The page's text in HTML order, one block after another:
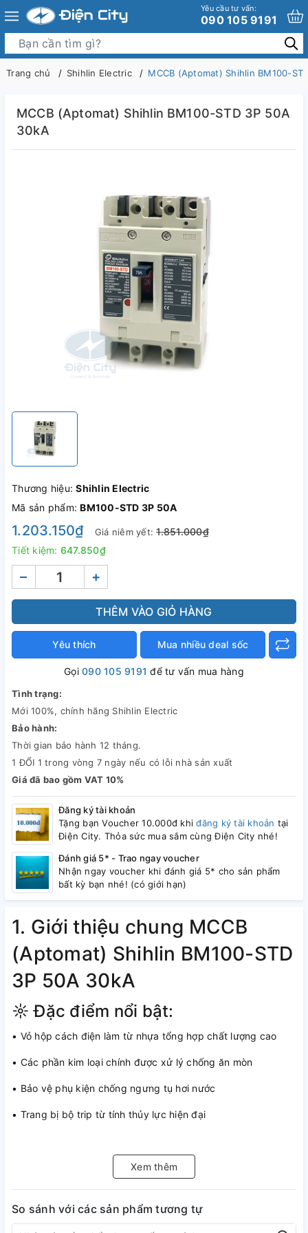
Yêu cầu tư vấn:
090 105 9191
Trang chủ Shihlin Electric MCCB (Aptomat) Shihlin BM100-
MCCB (Aptomat) Shihlin BM100-STD 3P 50A
30kA
Thương hiệu:Shihlin Electric
Mã sản phẩm:BM100-STD 3P 50A
1.203.150₫ Giá niêm yết:1.851.000₫
Tiết kiệm: 647.850₫
– +
THÊM VÀO GIỎ HÀNG
Yêu thích Mua nhiều deal sốc
Gọi090 105 9191 để tư vấn mua hàng
Tình trạng:
Mới 100%, chính hãng Shihlin Electric
Bảo hành:
Thời gian bảo hành 12 tháng.
1 ĐỔI 1 trong vòng 7 ngày nếu có lỗi nhà sản xuất
Giá đã bao gồm VAT 10%
Đăng ký tài khoản
Tặng bạn Voucher 10.000đ khiđăng ký tài khoản tại
Điện City. Thỏa sức mua sắm cùng Điện City nhé!
Đánh giá 5* - Trao ngay voucher
Nhận ngay voucher khi đánh giá 5* cho sản phẩm
bất kỳ bạn nhé! (có giới hạn)
1. Giới thiệu chung MCCB
(Aptomat) Shihlin BM100-STD
3P 50A 30kA
☼ Đặc điểm nổi bật:
• Vỏ hộp cách điện làm từ nhựa tổng hợp chất lượng cao
• Các phần kim loại chính được xử lý chống ăn mòn
• Bảo vệ phụ kiện chống ngưng tụ hơi nước
• Trang bị bộ trip từ tính thủy lực hiện đại
• Bảo vệ hiệu quả chống quá tải và ngắn mạch trong hệ
• Lắp đặt dễ dàng, kết nối nhanh chóng qua kẹp thiết bị đầu
cuối
Xem thêm
So sánh với các sản phẩm tương tự